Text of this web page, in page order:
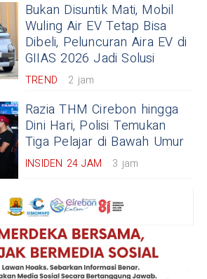
Bukan Disuntik Mati, Mobil
Wuling Air EV Tetap Bisa
Dibeli, Peluncuran Aira EV di
GIIAS 2026 Jadi Solusi
TREND 2 jam
Razia THM Cirebon hingga
Dini Hari, Polisi Temukan
Tiga Pelajar di Bawah Umur
INSIDEN 24 JAM 3 jam